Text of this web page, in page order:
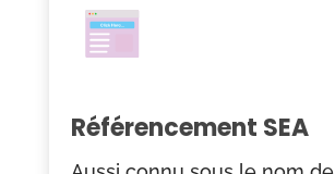
Référencement SEA